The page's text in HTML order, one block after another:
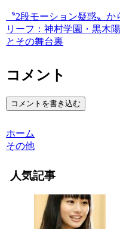
〝2段モーション疑惑〟か
リーフ：神村学園・黒木
とその舞台裏
コメント
コメントを書き込む
ホーム
その他
人気記事